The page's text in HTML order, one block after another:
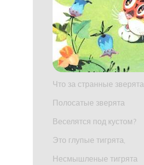
Что за странные зверята,
Полосатые зверята
Веселятся под кустом?
Это глупые тигрята,
Несмышленые тигрята